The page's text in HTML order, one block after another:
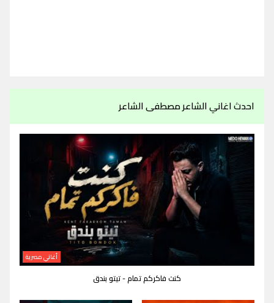
احدث اغاني الشاعر مصطفى الشاعر
أغاني مصرية
كنت فاكركم تمام - تيتو بندق